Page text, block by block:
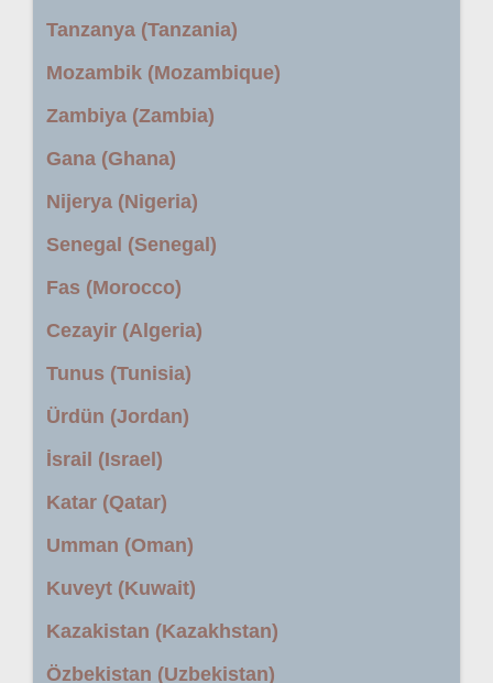
Tanzanya (Tanzania)
Mozambik (Mozambique)
Zambiya (Zambia)
Gana (Ghana)
Nijerya (Nigeria)
Senegal (Senegal)
Fas (Morocco)
Cezayir (Algeria)
Tunus (Tunisia)
Ürdün (Jordan)
İsrail (Israel)
Katar (Qatar)
Umman (Oman)
Kuveyt (Kuwait)
Kazakistan (Kazakhstan)
Özbekistan (Uzbekistan)